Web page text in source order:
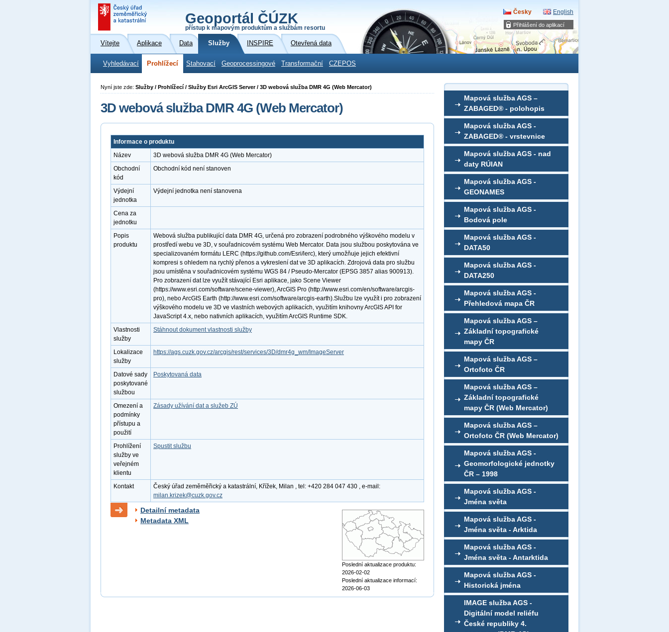
Přihlášení do aplikací
Geoportál ČÚZK
přístup k mapovým produktům a službám resortu
Česky English
Vítejte Aplikace Data Služby INSPIRE Otevřená data
Vyhledávací Prohlížecí Stahovací Geoprocessingové Transformační CZEPOS
Mapová služba AGS –
ZABAGED® - polohopis
Mapová služba AGS -
ZABAGED® - vrstevnice
Mapová služba AGS - nad
daty RÚIAN
Mapová služba AGS -
GEONAMES
Mapová služba AGS -
Bodová pole
Mapová služba AGS -
DATA50
Mapová služba AGS -
DATA250
Mapová služba AGS -
Přehledová mapa ČR
Mapová služba AGS –
Základní topografické
mapy ČR
Mapová služba AGS –
Ortofoto ČR
Mapová služba AGS –
Základní topografické
mapy ČR (Web Mercator)
Mapová služba AGS –
Ortofoto ČR (Web Mercator)
Mapová služba AGS -
Geomorfologické jednotky
ČR – 1998
Mapová služba AGS -
Jména světa
Mapová služba AGS -
Jména světa - Arktida
Mapová služba AGS -
Jména světa - Antarktida
Mapová služba AGS -
Historická jména
IMAGE služba AGS -
Digitální model reliéfu
České republiky 4.
Nyní jste zde: Služby / Prohlížecí / Služby Esri ArcGIS Server / 3D webová služba DMR 4G (Web Mercator)
3D webová služba DMR 4G (Web Mercator)
Informace o produktu
Název
3D webová služba DMR 4G (Web Mercator)
Obchodní
kód
Obchodní kód není stanoven
Výdejní
jednotka
Výdejní jednotka není stanovena
Cena za
jednotku
Popis
produktu
Webová služba publikující data DMR 4G, určená pro zobrazení podrobného výškového modelu v
prostředí webu ve 3D, v souřadnicovém systému Web Mercator. Data jsou službou poskytována ve
specializovaném formátu LERC (https://github.com/Esri/lerc), který umožňuje jejich efektivní
kompresi s ohledem na rychlý přenos a vykreslení dat ve 3D aplikacích. Zdrojová data pro službu
jsou umístěna v souřadnicovém systému WGS 84 / Pseudo-Mercator (EPSG 3857 alias 900913).
Pro zobrazení dat lze využít stávající Esri aplikace, jako Scene Viewer
(https://www.esri.com/software/scene-viewer), ArcGIS Pro (http://www.esri.com/en/software/arcgis-
pro), nebo ArcGIS Earth (http://www.esri.com/software/arcgis-earth).Službu lze využít i pro zobrazení
výškového modelu ve 3D ve vlastních webových aplikacích, využitím knihovny ArcGIS API for
JavaScript 4.x, nebo nativních aplikacích, využitím ArcGIS Runtime SDK.
Vlastnosti
služby
Stáhnout dokument vlastnosti služby
Lokalizace
služby
https://ags.cuzk.gov.cz/arcgis/rest/services/3D/dmr4g_wm/ImageServer
Datové sady
poskytované
službou
Poskytovaná data
Omezení a
podmínky
přístupu a
použití
Zásady užívání dat a služeb ZÚ
Prohlížení
služby ve
veřejném
klientu
Spustit službu
Kontakt
Český úřad zeměměřický a katastrální, Křížek, Milan , tel: +420 284 047 430 , e-mail:
milan.krizek@cuzk.gov.cz
Detailní metadata
Metadata XML
Poslední aktualizace produktu:
2026-02-02
Poslední aktualizace informací:
2026-06-03